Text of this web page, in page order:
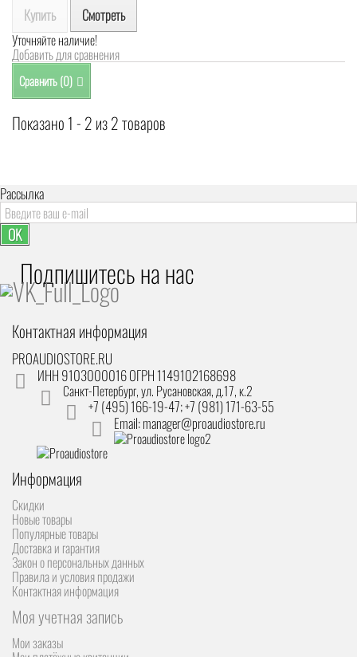
Купить Смотреть
Уточняйте наличие!
Добавить для сравнения
Сравнить (0)
Показано 1 - 2 из 2 товаров
Рассылка
OK
Подпишитесь на наc
Контактная информация
PROAUDIOSTORE.RU
ИНН 9103000016 ОГРН 1149102168698
Санкт-Петербург,ул. Русановская, д.17, к.2
+7 (495) 166-19-47; +7 (981) 171-63-55
Email: manager@proaudiostore.ru
Информация
Скидки
Новые товары
Популярные товары
Доставка и гарантия
Закон о персональных данных
Правила и условия продажи
Контактная информация
Моя учетная запись
Мои заказы